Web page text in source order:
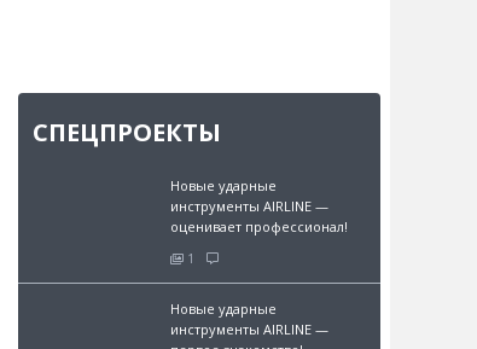
СПЕЦПРОЕКТЫ
Новые ударные
инструменты AIRLINE —
оценивает профессионал!
1
Новые ударные
инструменты AIRLINE —